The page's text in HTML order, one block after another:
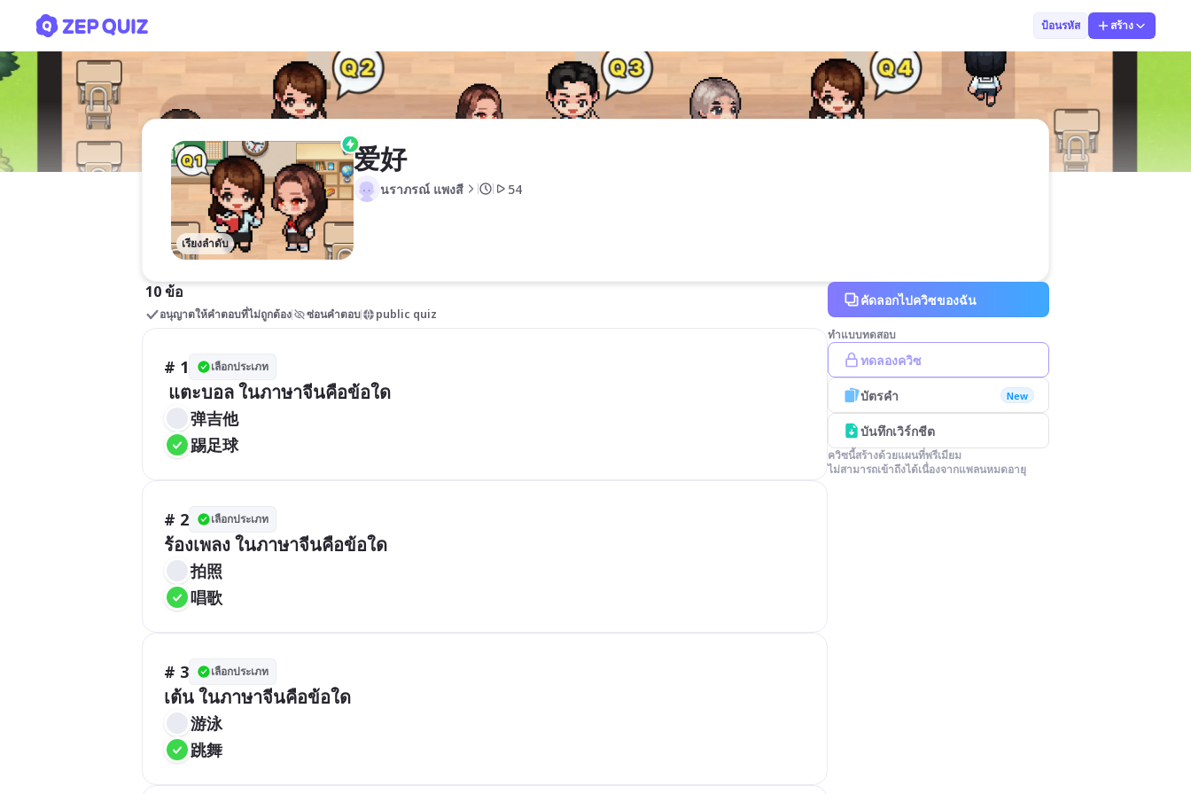
ป้อนรหัส สร้าง
เรียงลำดับ
爱好
นราภรณ์ แพงสี 54
10 ข้อ
อนุญาตให้คำตอบที่ไม่ถูกต้อง ซ่อนคำตอบ public quiz
# 1 เลือกประเภท
แตะบอล ในภาษาจีนคือข้อใด
弹吉他
踢足球
# 2 เลือกประเภท
ร้องเพลง ในภาษาจีนคือข้อใด
拍照
唱歌
# 3 เลือกประเภท
เต้น ในภาษาจีนคือข้อใด
游泳
跳舞
คัดลอกไปควิซของฉัน
ทำแบบทดสอบ
ทดลองควิซ
บัตรคำ New
บันทึกเวิร์กชีต
ควิซนี้สร้างด้วยแผนที่พรีเมียม
ไม่สามารถเข้าถึงได้เนื่องจากแพลนหมดอายุ